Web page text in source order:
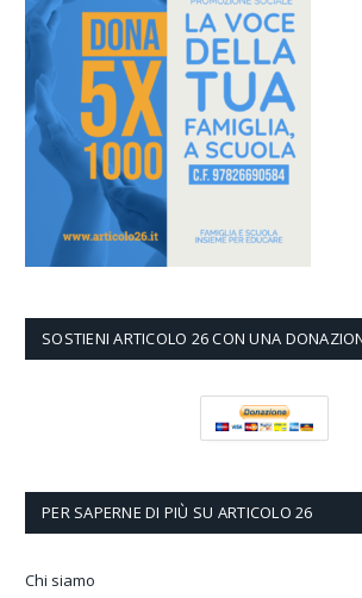
SOSTIENI ARTICOLO 26 CON UNA
PER SAPERNE DI PIÙ SU ARTICOLO 26
Chi siamo